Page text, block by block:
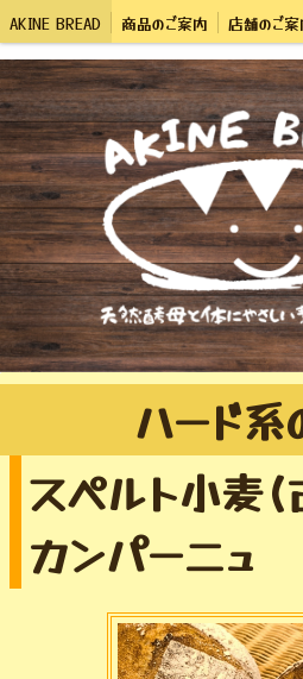
AKINE BREAD 商品のご案内 店舗のご
ハード系
スペルト小麦
カンパーニュ